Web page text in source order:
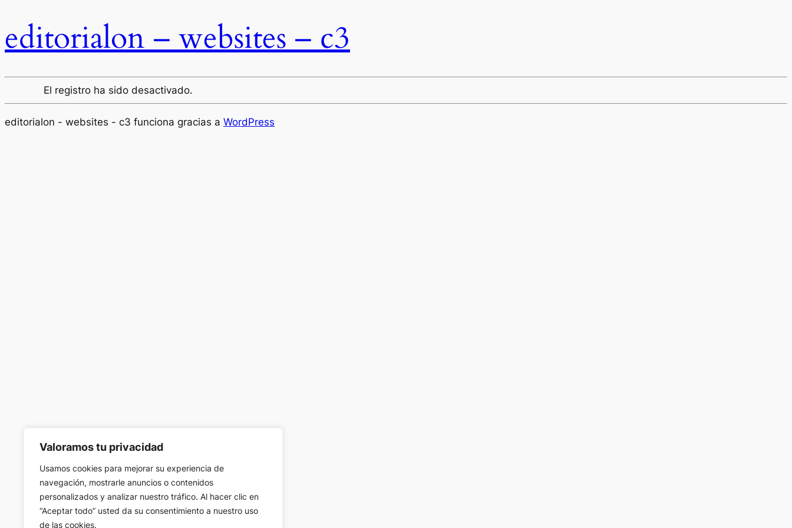
Valoramos tu privacidad
Usamos cookies para mejorar su experiencia de
navegación, mostrarle anuncios o contenidos
personalizados y analizar nuestro tráfico. Al hacer clic en
“Aceptar todo” usted da su consentimiento a nuestro uso
de las cookies.
editorialon – websites – c3
El registro ha sido desactivado.
editorialon - websites - c3 funciona gracias a WordPress